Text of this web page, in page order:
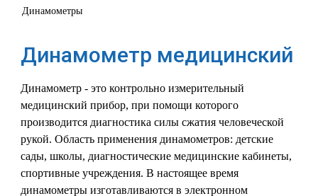
Динамометры
Динамометр медицинский
Динамометр - это контрольно измерительный
медицинский прибор, при помощи которого
производится диагностика силы сжатия человеческой
рукой. Область применения динамометров: детские
сады, школы, диагностические медицинские кабинеты,
спортивные учреждения. В настоящее время
динамометры изготавливаются в электронном